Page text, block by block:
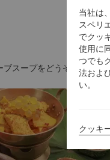
スープをどうぞ。
当社は
スペリ
でクッ
使用に
つでも
法およ
い。
クッキ